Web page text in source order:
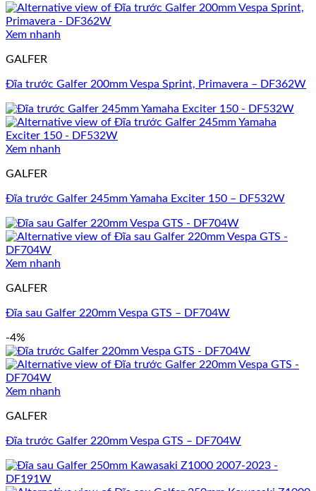
Xem nhanh
GALFER
Đĩa trước Galfer 200mm Vespa Sprint, Primavera – DF362W
Xem nhanh
GALFER
Đĩa trước Galfer 245mm Yamaha Exciter 150 – DF532W
Xem nhanh
GALFER
Đĩa sau Galfer 220mm Vespa GTS – DF704W
-4%
Xem nhanh
GALFER
Đĩa trước Galfer 220mm Vespa GTS – DF704W